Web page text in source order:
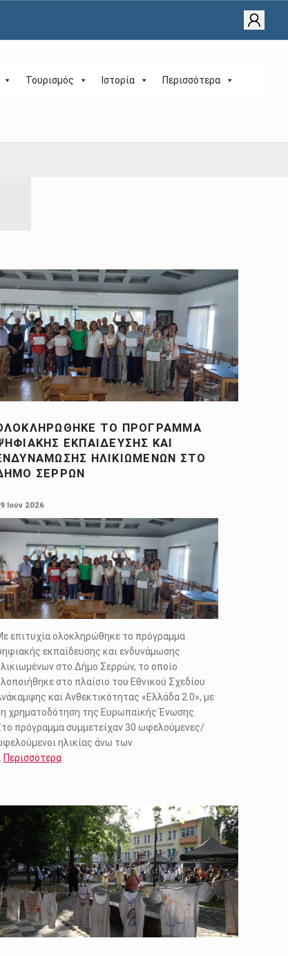
Τουρισμός Ιστορία Περισσότερα
ΤΟ ΠΡΌΓΡΑΜΜΑ
ΕΚΠΑΊΔΕΥΣΗΣ ΚΑΙ
ΗΛΙΚΙΩΜΈΝΩΝ ΣΤΟ
ΣΕΡΡΏΝ
Ιούν 2026
επιτυχία ολοκληρώθηκε το πρόγραμμα
εκπαίδευσης και ενδυνάμωσης
στο Δήμο Σερρών, το οποίο
στο πλαίσιο του Εθνικού Σχεδίου
και Ανθεκτικότητας «Ελλάδα 2.0», με
χρηματοδότηση της Ευρωπαϊκής Ένωσης.
πρόγραμμα συμμετείχαν 30 ωφελούμενες/
ηλικίας άνω των
Περισσότερα